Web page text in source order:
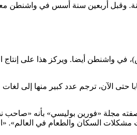
وقبل أربعين سنة أسس في واشنطن
في واشنطن أيضا. ويركز هذا على
الآن، ترجم عدد كبير منها إلى
مجلة «فورين بوليسي» بأنه
مشكلات السكان والطعام في العالم».